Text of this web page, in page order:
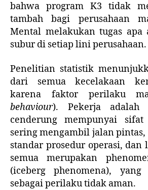
bahwa program K3 tidak
tambah bagi perusahaan
Mental melakukan tugas apa
subur di setiap lini perusahaan.
Penelitian statistik
dari semua kecelakaan
karena faktor perilaku
behaviour). Pekerja adalah
cenderung mempunyai
sering mengambil jalan
standar prosedur operasi,
semua merupakan
(iceberg phenomena),
sebagai perilaku tidak aman.